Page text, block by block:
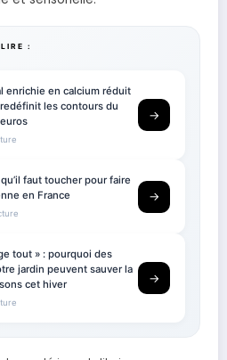
:
enrichie en calcium réduit
les contours du
→
faut toucher pour faire
en France
→
tout » : pourquoi des
jardin peuvent sauver la
cet hiver
→